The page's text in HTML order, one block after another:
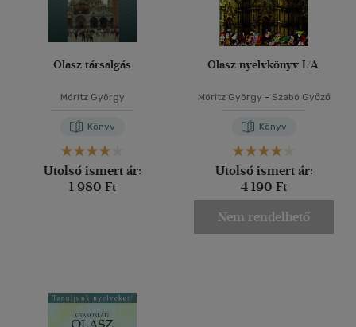
Olasz társalgás
Móritz György
Könyv
Utolsó ismert ár:
1 980 Ft
Olasz nyelvkönyv I/A.
Móritz György - Szabó Győző
Könyv
Utolsó ismert ár:
4 190 Ft
Nem rendelhető